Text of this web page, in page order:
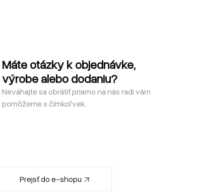
Máte otázky k objednávke,
výrobe alebo dodaniu?
Neváhajte sa obrátiť priamo na nás radi vám
pomôžeme s čímkoľvek.
Prejsť do e-shopu